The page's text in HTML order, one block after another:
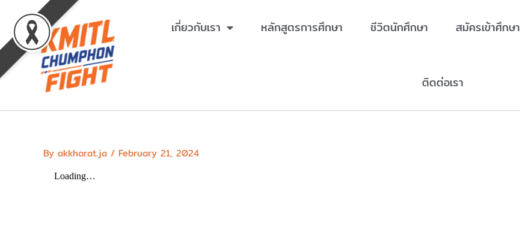
content
เกี่ยวกับเรา หลักสูตรการศึกษา ชีวิตนักศึกษา สมัครเข้าศึกษา
ติดต่อเรา
By akkharat.ja / February 21, 2024